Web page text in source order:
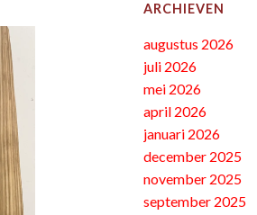
ARCHIEVEN
augustus 2026
juli 2026
mei 2026
april 2026
januari 2026
december 2025
november 2025
september 2025